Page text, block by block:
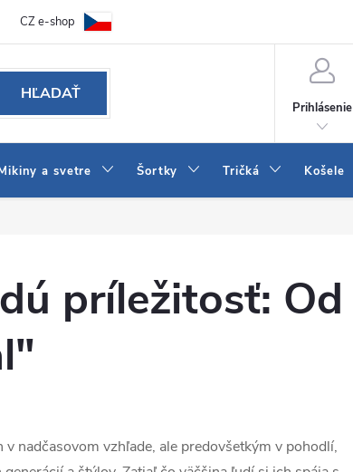
vybrať džínsy Wrangler a LEE
CZ e-shop
HĽADAŤ
Prihlásenie
a svetre Šortky Tričká Košele
príležitosť: Od
nadčasovom vzhľade, ale predovšetkým v pohodlí,